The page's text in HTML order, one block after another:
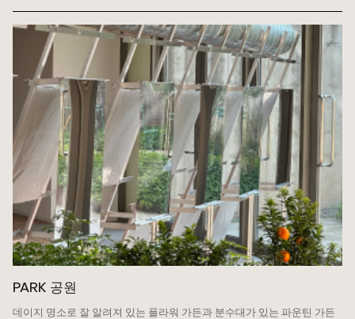
PARK 공원
데이지 명소로 잘 알려져 있는 플라워 가든과 분수대가 있는 파운틴 가든